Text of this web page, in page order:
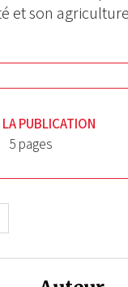
et son
PUBLICATION
5 pages